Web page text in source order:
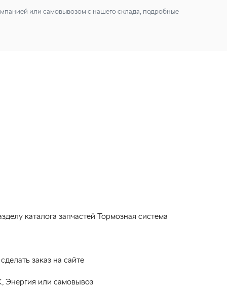
или самовывозом с нашего склада, подробные
каталога запчастей Тормозная система
заказ на сайте
или самовывоз